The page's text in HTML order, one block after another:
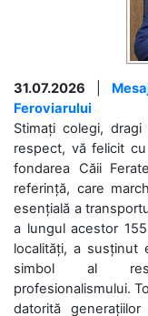
31.07.2026
Feroviarului
Stimați colegi,
respect, vă felicit
fondarea Căii
referință, care
esențială a
a lungul acestor
localități, a susținut
simbol al
profesionalismului.
datorită